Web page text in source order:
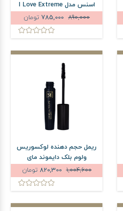
اسنس مدل I Love Extreme
Volume 890,000 تومان
ریمل حجم دهنده لوکسوریس
ولوم بلک دایموند مای
1,004,600
820,300 تومان